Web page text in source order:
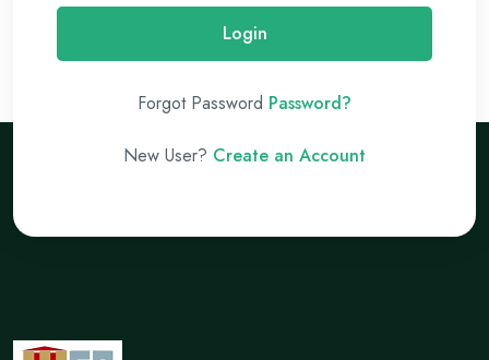
Login
Forgot Password Password?
New User? Create an Account